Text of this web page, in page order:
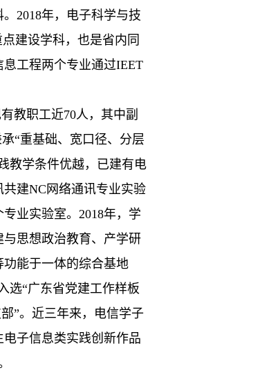
2018年，电子科学与技
建设学科，也是省内同
工程两个专业通过IEET
教职工近70人，其中副
“重基础、宽口径、分层
教学条件优越，已建有电
共建NC网络通讯专业实验
业实验室。2018年，学
思想政治教育、产学研
能于一体的综合基地
选“广东省党建工作样板
”。近三年来，电信学子
子信息类实践创新作品